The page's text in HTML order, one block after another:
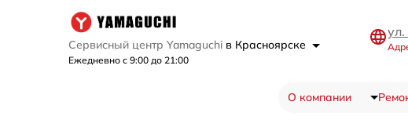
Сервисный центр Yamaguchi в Красноярске
Ежедневно с 9:00 до 21:00
О компании